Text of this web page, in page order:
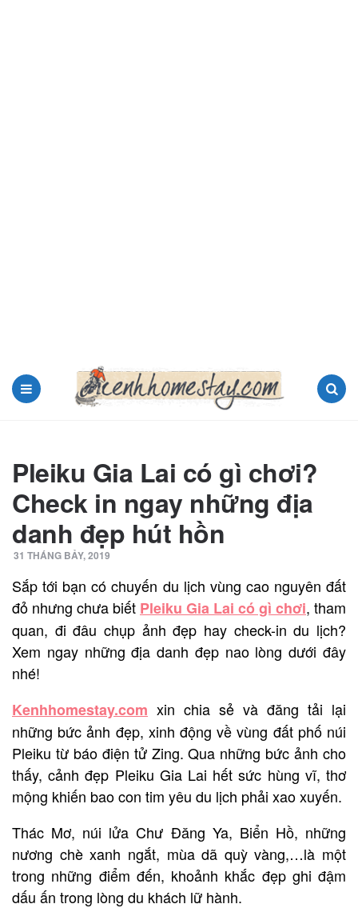
Pleiku Gia Lai có gì chơi?
Check in ngay những địa
danh đẹp hút hồn
31 THÁNG BẢY, 2019
Sắp tới bạn có chuyến du lịch vùng cao nguyên đất
đỏ nhưng chưa biết Pleiku Gia Lai có gì chơi, tham
quan, đi đâu chụp ảnh đẹp hay check-in du lịch?
Xem ngay những địa danh đẹp nao lòng dưới đây
nhé!
Kenhhomestay.com xin chia sẻ và đăng tải lại
những bức ảnh đẹp, xinh động về vùng đất phố núi
Pleiku từ báo điện tử Zing. Qua những bức ảnh cho
thấy, cảnh đẹp Pleiku Gia Lai hết sức hùng vĩ, thơ
mộng khiến bao con tim yêu du lịch phải xao xuyến.
Thác Mơ, núi lửa Chư Đăng Ya, Biển Hồ, những
nương chè xanh ngắt, mùa dã quỳ vàng,…là một
trong những điểm đến, khoảnh khắc đẹp ghi đậm
dấu ấn trong lòng du khách lữ hành.